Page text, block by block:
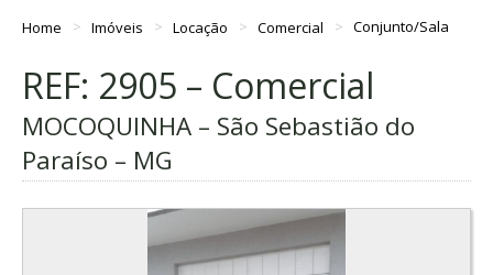
Home Imóveis Locação Comercial Conjunto/Sala
REF: 2905 – Comercial
MOCOQUINHA – São Sebastião do
Paraíso – MG